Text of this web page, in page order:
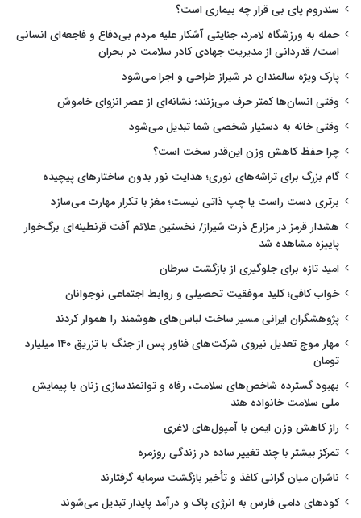
سندروم پای بی قرار چه بیماری است؟
حمله به ورزشگاه لامرد، جنایتی آشکار علیه مردم بی‌دفاع و فاجعه‌ای انسانی
است/ قدردانی از مدیریت جهادی کادر سلامت در بحران
پارک ویژه سالمندان در شیراز طراحی و اجرا می‌شود
وقتی انسان‌ها کمتر حرف می‌زنند؛ نشانه‌ای از عصر انزوای خاموش
وقتی خانه به دستیار شخصی شما تبدیل می‌شود
چرا حفظ کاهش وزن این‌قدر سخت است؟
گام بزرگ برای تراشه‌های نوری؛ هدایت نور بدون ساختارهای پیچیده
برتری دست راست یا چپ ذاتی نیست؛ مغز با تکرار مهارت می‌سازد
هشدار قرمز در مزارع ذرت شیراز/ نخستین علائم آفت قرنطینه‌ای برگ‌خوار
پاییزه مشاهده شد
امید تازه برای جلوگیری از بازگشت سرطان
خواب کافی؛ کلید موفقیت تحصیلی و روابط اجتماعی نوجوانان
پژوهشگران ایرانی مسیر ساخت لباس‌های هوشمند را هموار کردند
مهار موج تعدیل نیروی شرکت‌های فناور پس از جنگ با تزریق ۱۴۰ میلیارد
تومان
بهبود گسترده شاخص‌های سلامت، رفاه و توانمندسازی زنان با پیمایش
ملی سلامت خانواده هند
راز کاهش وزن ایمن با آمپول‌های لاغری
تمرکز بیشتر با چند تغییر ساده در زندگی روزمره
ناشران میان گرانی کاغذ و تأخیر بازگشت سرمایه گرفتارند
کودهای دامی فارس به انرژی پاک و درآمد پایدار تبدیل می‌شوند